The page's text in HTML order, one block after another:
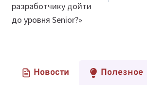
разработчику дойти
до уровня Senior?»
Новости Полезное